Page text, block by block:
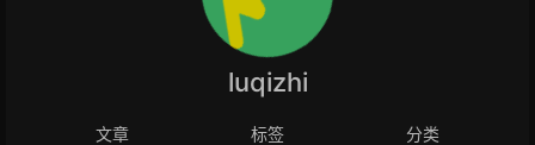
luqizhi
文章 标签 分类